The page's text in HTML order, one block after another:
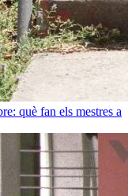
què fan els mestres a